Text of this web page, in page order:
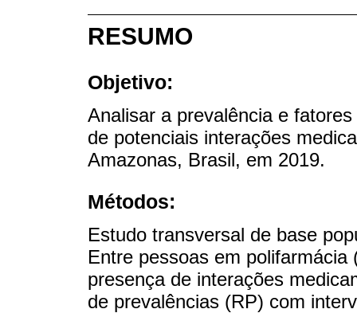
RESUMO
Objetivo:
Analisar a prevalência e
de potenciais interações
Amazonas, Brasil, em 2019.
Métodos:
Estudo transversal de base
Entre pessoas em
presença de interações
de prevalências (RP) com